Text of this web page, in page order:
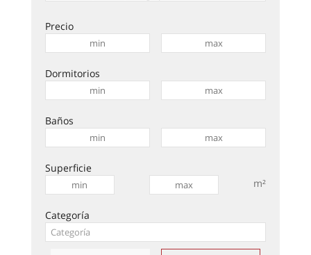
Precio
Dormitorios
Baños
Superficie
m²
Categoría